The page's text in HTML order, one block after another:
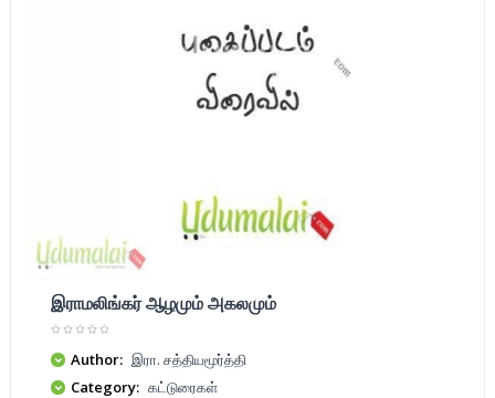
இராமலிங்கர் ஆழமும் அகலமும்
Author: இரா. சத்தியமூர்த்தி
Category: கட்டுரைகள்